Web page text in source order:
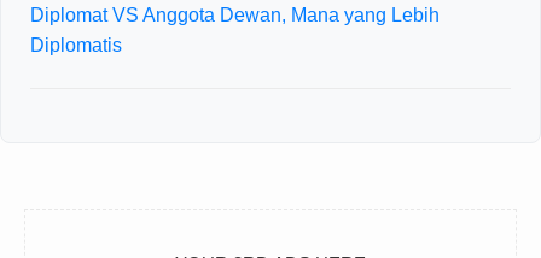
Diplomat VS Anggota Dewan, Mana yang Lebih
Diplomatis